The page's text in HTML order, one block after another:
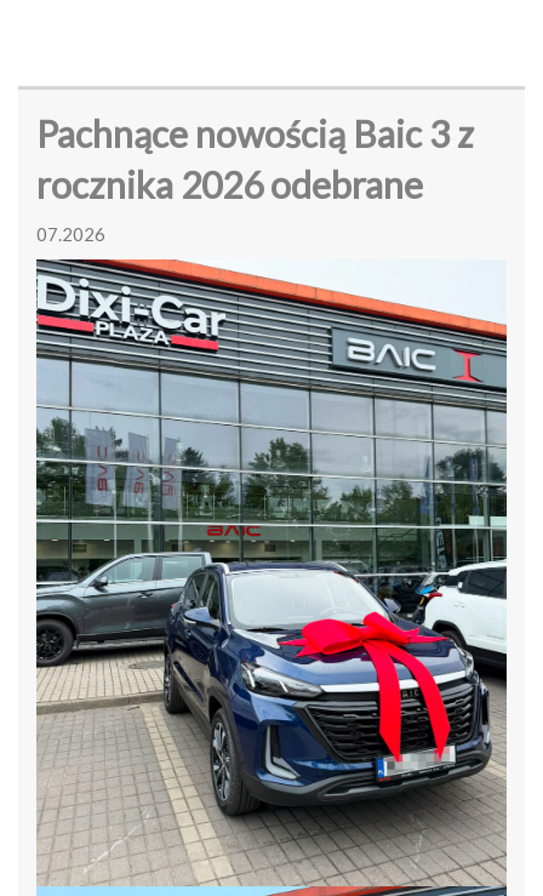
Pachnące nowością Baic 3 z
rocznika 2026 odebrane
07.2026